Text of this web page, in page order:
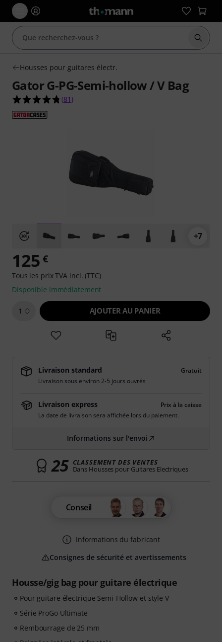
Housses pour guitares électr.
Gator G-PG-Semi-hollow / V Bag
4.8 étoiles sur 5 d'après 81 évaluations clients
(81 )
+7
Housse/gig bag pour guitare électrique
Pour guitare électrique Semi-Hollow et style V
Série ProGo Ultimate
Rembourrage de 25 mm
125 €
Tous les prix TVA incl. (TTC)
Disponible immédiatement
1 AJOUTER AU PANIER
Livraison standard
Gratuit
Livraison sous environ 2-5 jours ouvrés
Livraison express
Prix à la caisse
La date de livraison sera affichée lors du paiement.
Informations sur l'envoi
25 CLASSEMENT DES VENTES
Dans Housses pour Guitares Electriques
Conseil
Informations du fabricant
Consignes de sécurité et avertissements